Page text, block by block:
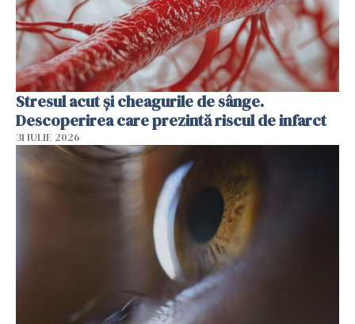
Stresul acut și cheagurile de sânge.
Descoperirea care prezintă riscul de infarct
31 IULIE 2026